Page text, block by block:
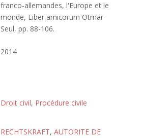
franco-allemandes, l'Europe et le
monde, Liber amicorum Otmar
Seul, pp. 88-106.
2014
Droit civil, Procédure civile
RECHTSKRAFT, AUTORITE DE